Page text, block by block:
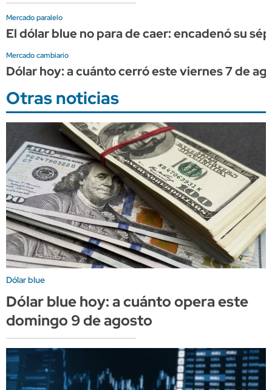
Mercado paralelo
El dólar blue no para de caer: encadenó su
Mercado cambiario
Dólar hoy: a cuánto cerró este viernes 7 de
Otras noticias
Dólar blue
Dólar blue hoy: a cuánto opera este
domingo 9 de agosto